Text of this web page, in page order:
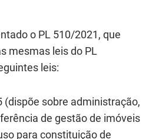
o PL 510/2021, que
mesmas leis do PL
leis:
(dispõe sobre administração,
de gestão de imóveis
para constituição de